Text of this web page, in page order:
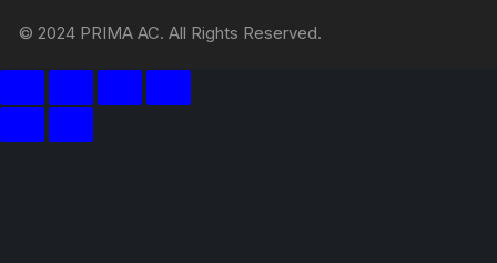
© 2024 PRIMA AC. All Rights Reserved.